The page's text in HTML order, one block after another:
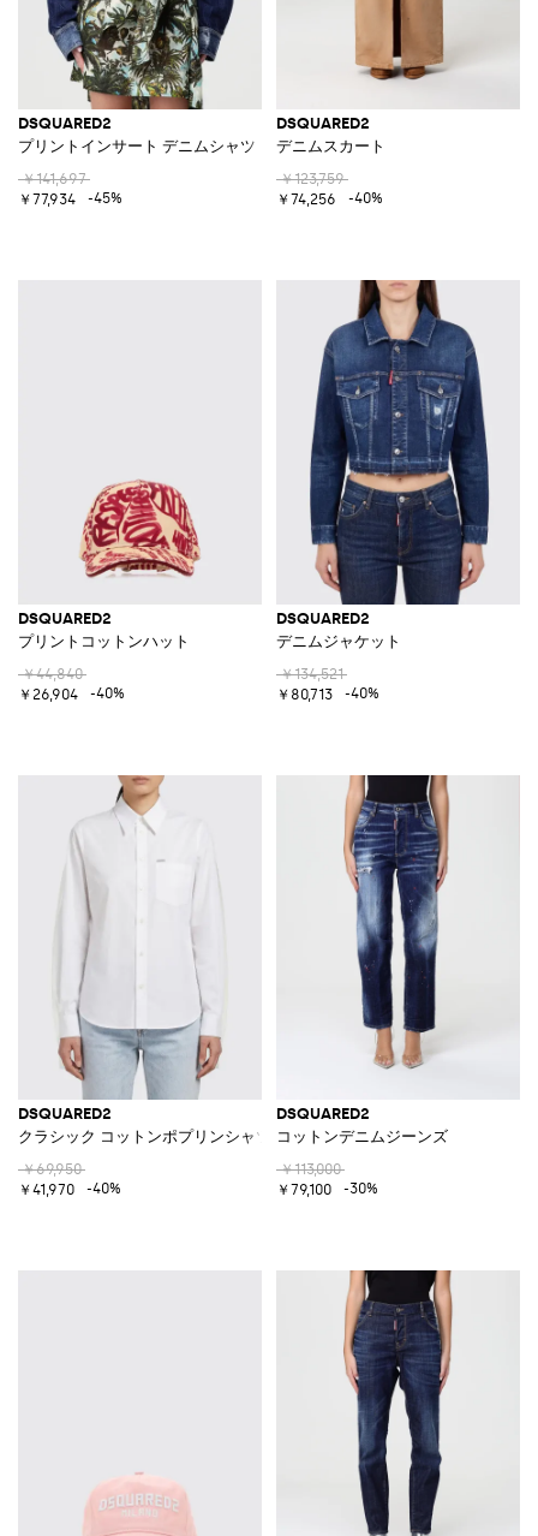
DSQUARED2
プリントインサート デニムシャツ
￥141,697
￥77,934
-45%
DSQUARED2
デニムスカート
￥123,759
￥74,256
-40%
DSQUARED2
プリントコットンハット
￥44,840
￥26,904
-40%
DSQUARED2
デニムジャケット
￥134,521
￥80,713
-40%
DSQUARED2
クラシック コットンポプリンシャツ
￥69,950
￥41,970
-40%
DSQUARED2
コットンデニムジーンズ
￥113,000
￥79,100
-30%